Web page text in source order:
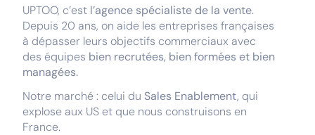
UPTOO, c’est l’agence spécialiste de la vente.
Depuis 20 ans, on aide les entreprises françaises
à dépasser leurs objectifs commerciaux avec
des équipes bien recrutées, bien formées et bien
managées.
Notre marché : celui du Sales Enablement, qui
explose aux US et que nous construisons en
France.